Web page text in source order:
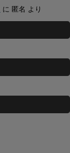
に 匿名 より